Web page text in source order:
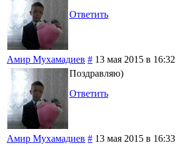
Ответить
Амир Мухамадиев # 13 мая 2015 в 16:32
Поздравляю)
Ответить
Амир Мухамадиев # 13 мая 2015 в 16:33